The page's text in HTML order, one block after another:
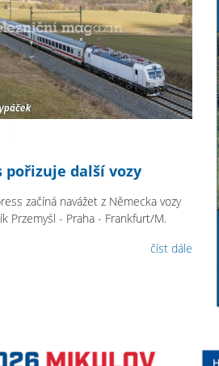
pořizuje další vozy
začíná navážet z Německa vozy
Przemyśl - Praha - Frankfurt/M.
číst dále